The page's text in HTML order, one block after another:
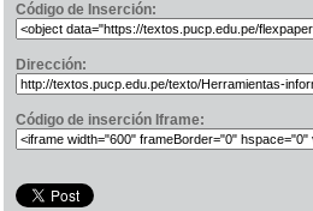
Código de Inserción:
Dirección:
Código de inserción Iframe: